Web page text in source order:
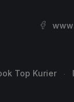
Top Kurier